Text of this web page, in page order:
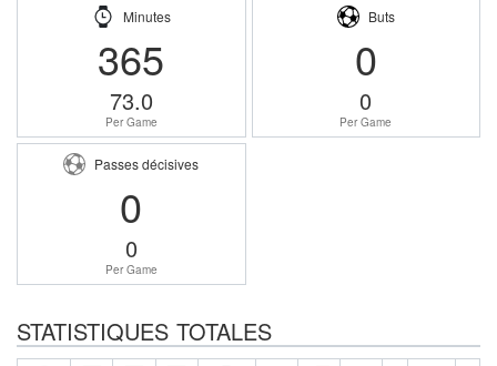
Minutes
365
73.0
Per Game
Buts
0
0
Per Game
Passes décisives
0
0
Per Game
STATISTIQUES TOTALES